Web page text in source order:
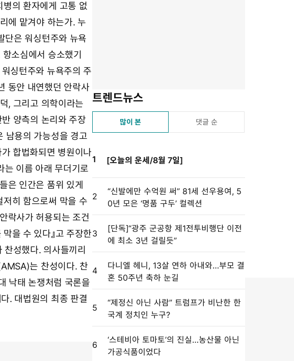
유
기
겨
기
의 환자에게 고통 없
에 맡겨야 하는가. 누
단은 워싱턴주와 뉴욕
소심에서 승소했기
싱턴주와 뉴욕주의 주
동안 내연했던 안락사
, 그리고 의학이라는
양측의 논리와 주장
남용의 가능성을 경고
합법화되면 병원이나
는 이름 아래 무더기로
은 인간은 품위 있게
히 함으로써 막을 수
락사가 허용되는 조건
을 수 있다』고 주장한
성했다. 의사들끼리
는 찬성이다. 찬
낙태 논쟁처럼 국론을
. 대법원의 최종 판결
트렌드뉴스
많이 본 댓글 순
1 [오늘의 운세/8월 7일]
2
“신발에만 수억원 써” 81세 선우용여, 5
0년 모은 ‘명품 구두’ 컬렉션
3
[단독]“광주 군공항 제1전투비행단 이전
에 최소 3년 걸릴듯”
4
다니엘 헤니, 13살 연하 아내와…부모 결
혼 50주년 축하 눈길
5
“제정신 아닌 사람” 트럼프가 비난한 한
국계 정치인 누구?
6
‘스테비아 토마토’의 진실…농산물 아닌
가공식품이었다